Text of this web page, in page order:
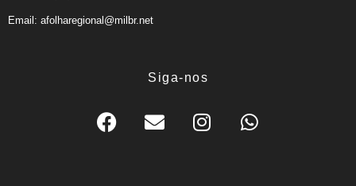
Email: afolharegional@milbr.net
Siga-nos